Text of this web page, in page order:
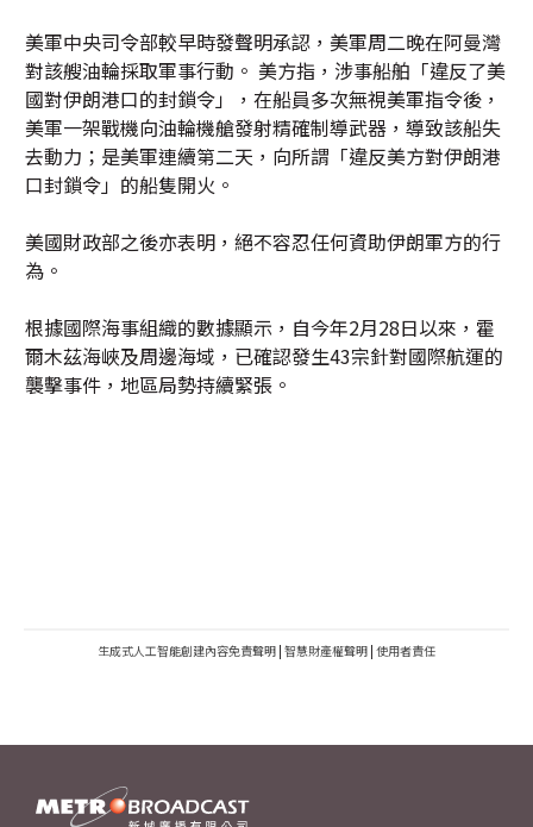
美軍中央司令部較早時發聲明承認，美軍周二晚在阿曼灣
對該艘油輪採取軍事行動。 美方指，涉事船舶「違反了美
國對伊朗港口的封鎖令」，在船員多次無視美軍指令後，
美軍一架戰機向油輪機艙發射精確制導武器，導致該船失
去動力；是美軍連續第二天，向所謂「違反美方對伊朗港
口封鎖令」的船隻開火。
美國財政部之後亦表明，絕不容忍任何資助伊朗軍方的行
為。
根據國際海事組織的數據顯示，自今年2月28日以來，霍
爾木茲海峽及周邊海域，已確認發生43宗針對國際航運的
襲擊事件，地區局勢持續緊張。
生成式人工智能創建內容免責聲明 | 智慧財產權聲明 | 使用者責任